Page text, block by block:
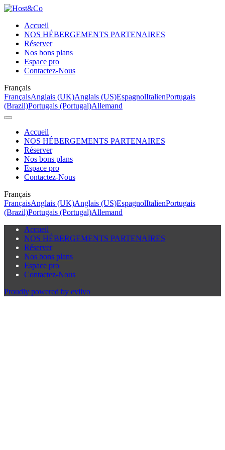
Accueil
NOS HÉBERGEMENTS PARTENAIRES
Réserver
Nos bons plans
Espace pro
Contactez-Nous
Français
FrançaisAnglais (UK)Anglais (US)EspagnolItalienPortugais
(Brazil)Portugais (Portugal)Allemand
Accueil
NOS HÉBERGEMENTS PARTENAIRES
Réserver
Nos bons plans
Espace pro
Contactez-Nous
Français
FrançaisAnglais (UK)Anglais (US)EspagnolItalienPortugais
(Brazil)Portugais (Portugal)Allemand
Accueil
NOS HÉBERGEMENTS PARTENAIRES
Réserver
Nos bons plans
Espace pro
Contactez-Nous
Proudly powered by eviivo